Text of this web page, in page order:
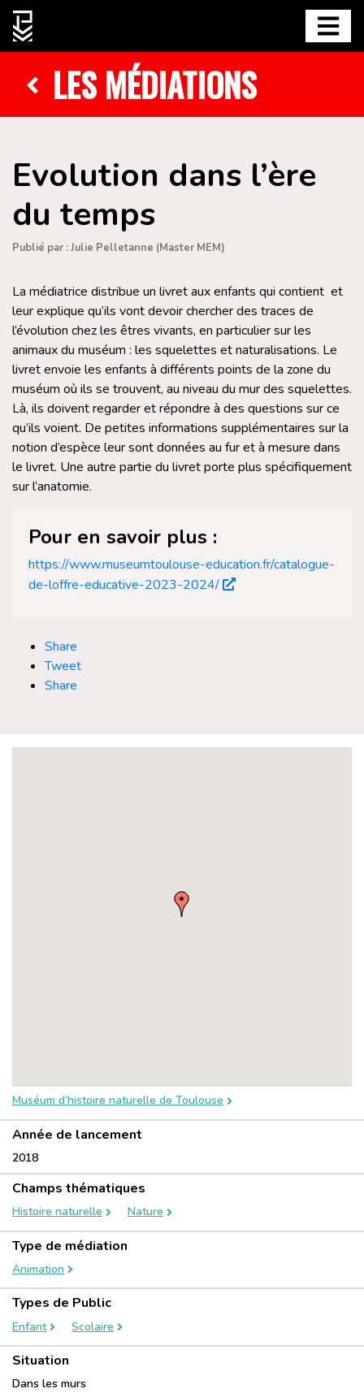
LES MÉDIATIONS
Evolution dans l’ère
du temps
Publié par : Julie Pelletanne (Master MEM)
La médiatrice distribue un livret aux enfants qui contient et
leur explique qu’ils vont devoir chercher des traces de
l’évolution chez les êtres vivants, en particulier sur les
animaux du muséum : les squelettes et naturalisations. Le
livret envoie les enfants à différents points de la zone du
muséum où ils se trouvent, au niveau du mur des squelettes.
Là, ils doivent regarder et répondre à des questions sur ce
qu’ils voient. De petites informations supplémentaires sur la
notion d’espèce leur sont données au fur et à mesure dans
le livret. Une autre partie du livret porte plus spécifiquement
sur l’anatomie.
Pour en savoir plus :
https://www.museumtoulouse-education.fr/catalogue-
de-loffre-educative-2023-2024/
Share
Tweet
Share
Muséum d’histoire naturelle de Toulouse
Année de lancement
2018
Champs thématiques
Histoire naturelle Nature
Type de médiation
Animation
Types de Public
Enfant Scolaire
Situation
Dans les murs